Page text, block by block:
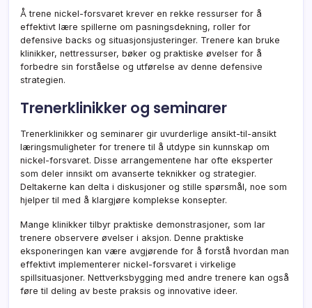
Å trene nickel-forsvaret krever en rekke ressurser for å
effektivt lære spillerne om pasningsdekning, roller for
defensive backs og situasjonsjusteringer. Trenere kan bruke
klinikker, nettressurser, bøker og praktiske øvelser for å
forbedre sin forståelse og utførelse av denne defensive
strategien.
Trenerklinikker og seminarer
Trenerklinikker og seminarer gir uvurderlige ansikt-til-ansikt
læringsmuligheter for trenere til å utdype sin kunnskap om
nickel-forsvaret. Disse arrangementene har ofte eksperter
som deler innsikt om avanserte teknikker og strategier.
Deltakerne kan delta i diskusjoner og stille spørsmål, noe som
hjelper til med å klargjøre komplekse konsepter.
Mange klinikker tilbyr praktiske demonstrasjoner, som lar
trenere observere øvelser i aksjon. Denne praktiske
eksponeringen kan være avgjørende for å forstå hvordan man
effektivt implementerer nickel-forsvaret i virkelige
spillsituasjoner. Nettverksbygging med andre trenere kan også
føre til deling av beste praksis og innovative ideer.